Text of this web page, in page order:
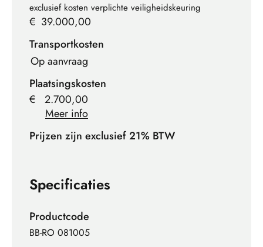
exclusief kosten verplichte veiligheidskeuring
€ 39.000,00
Transportkosten
Op aanvraag
Plaatsingskosten
€
2.700,00
Meer info
Prijzen zijn exclusief 21% BTW
Specificaties
Productcode
BB-RO 081005